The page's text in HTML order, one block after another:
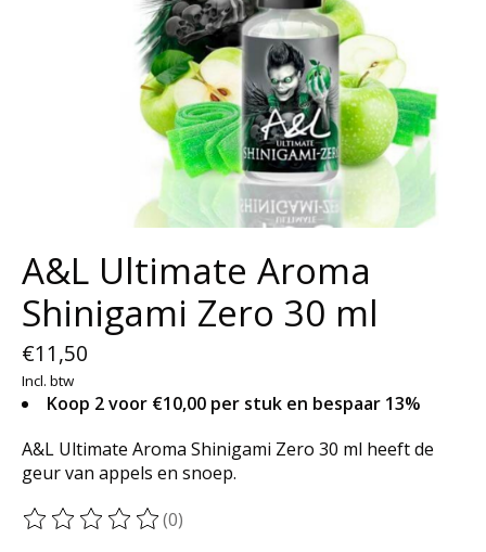
A&L Ultimate Aroma
Shinigami Zero 30 ml
€11,50
Incl. btw
Koop 2 voor €10,00 per stuk en bespaar 13%
A&L Ultimate Aroma Shinigami Zero 30 ml heeft de
geur van appels en snoep.
De beoordeling van dit product is
(0)